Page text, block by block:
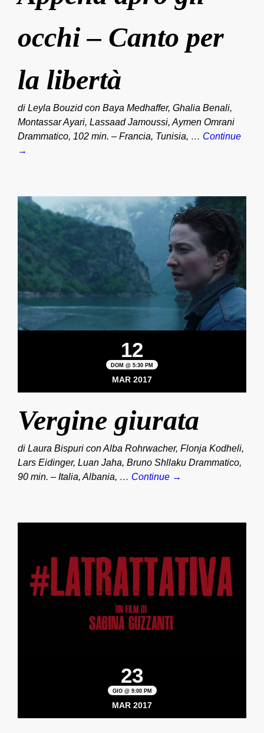
occhi – Canto per
la libertà
di Leyla Bouzid con Baya Medhaffer, Ghalia Benali,
Montassar Ayari, Lassaad Jamoussi, Aymen Omrani
Drammatico, 102 min. – Francia, Tunisia, … Continue
→
12
DOM @ 5:30 PM
MAR 2017
Vergine giurata
di Laura Bispuri con Alba Rohrwacher, Flonja Kodheli,
Lars Eidinger, Luan Jaha, Bruno Shllaku Drammatico,
90 min. – Italia, Albania, … Continue →
23
GIO @ 9:00 PM
MAR 2017